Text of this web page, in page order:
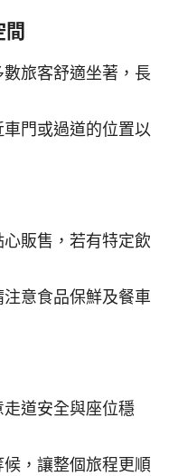
旅客舒適坐著，長
門或過道的位置以
販售，若有特定飲
意食品保鮮及餐車
道安全與座位穩
，讓整個旅程更順